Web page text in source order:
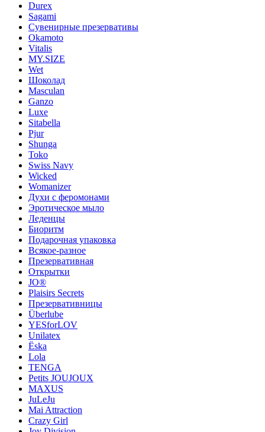
Durex
Sagami
Сувенирные презервативы
Okamoto
Vitalis
MY.SIZE
Wet
Шоколад
Masculan
Ganzo
Luxe
Sitabella
Pjur
Shunga
Toko
Swiss Navy
Wicked
Womanizer
Духи с феромонами
Эротическое мыло
Леденцы
Биоритм
Подарочная упаковка
Всякое-разное
Презервативная
Открытки
JO®
Plaisirs Secrets
Презервативницы
Überlube
YESforLOV
Unilatex
Ёska
Lola
TENGA
Petits JOUJOUX
MAXUS
JuLeJu
Mai Attraction
Crazy Girl